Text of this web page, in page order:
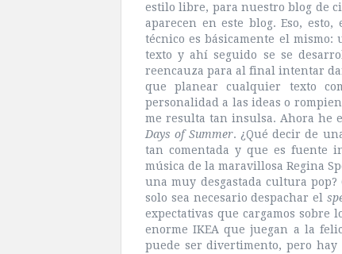
estilo libre, para nuestro blog de
aparecen en este blog. Eso,
técnico es básicamente el
texto y ahí seguido se se
reencauza para al final intentar
que planear cualquier texto
personalidad a las ideas o
me resulta tan insulsa. Ahora he
Days of Summer. ¿Qué decir de
tan comentada y que es fuente
música de la maravillosa Regina
una muy desgastada cultura
solo sea necesario despachar el
expectativas que cargamos sobre
enorme IKEA que juegan a la
puede ser divertimento, pero